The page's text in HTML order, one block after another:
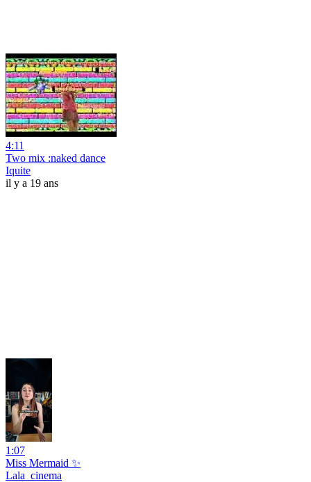
4:11
Two mix :naked dance
Iquite
il y a 19 ans
1:07
Miss Mermaid ✨
Lala_cinema